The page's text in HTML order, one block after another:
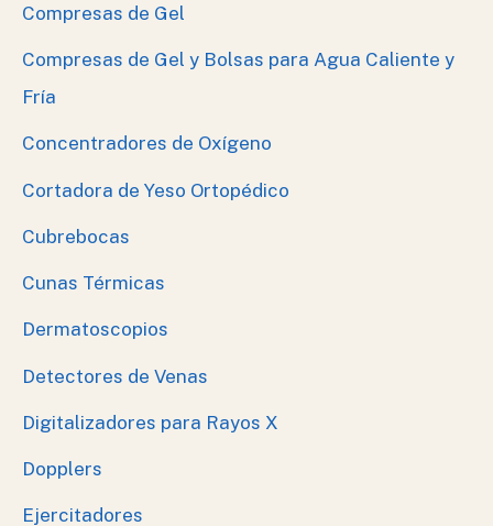
Compresas de Gel
Compresas de Gel y Bolsas para Agua Caliente y
Fría
Concentradores de Oxígeno
Cortadora de Yeso Ortopédico
Cubrebocas
Cunas Térmicas
Dermatoscopios
Detectores de Venas
Digitalizadores para Rayos X
Dopplers
Ejercitadores